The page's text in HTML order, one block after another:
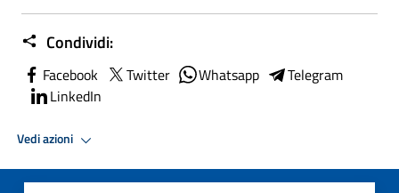
Condividi:
Facebook Twitter Whatsapp
Telegram
LinkedIn
Vedi azioni